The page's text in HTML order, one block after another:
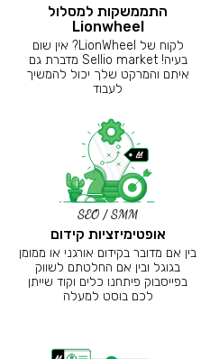
התממשקות למסלול
Lionwheel
לקוח של LionWheel? אין שום
בעיה! Sellio market מדברת גם
איתם והמרקט שלך יכול להמשיך
לעבוד
SEO / SMM
אופטימיזציות קידום
בין אם מדובר בקידום אורגני או ממומן
בגוגל ובין אם החלטתם לשווק
בפייסבוק פיתחנו כלים וקוד שייתן
לכם בוסט למעלה